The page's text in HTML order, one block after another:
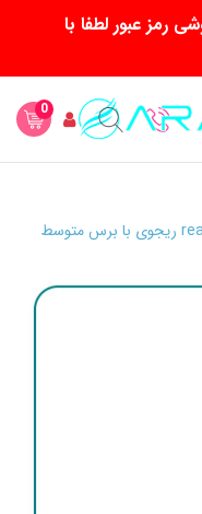
رمز عبور لطفا با
0